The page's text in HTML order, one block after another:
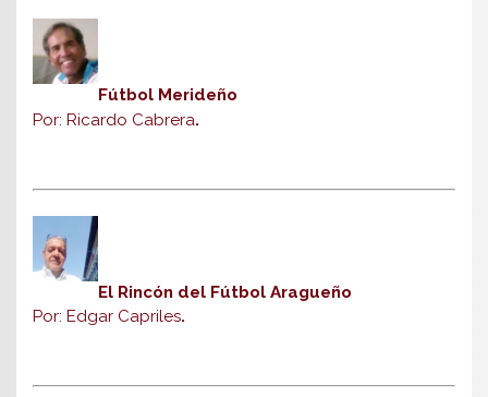
Fútbol Merideño
Por: Ricardo Cabrera.
El Rincón del Fútbol Aragueño
Por: Edgar Capriles.